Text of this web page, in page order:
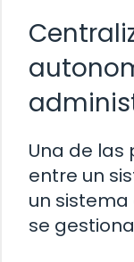
Una de las
entre un
un
se